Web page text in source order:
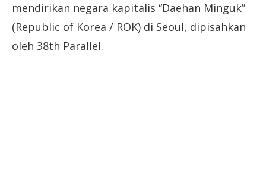
mendirikan negara kapitalis “Daehan Minguk”
(Republic of Korea / ROK) di Seoul, dipisahkan
oleh 38th Parallel.